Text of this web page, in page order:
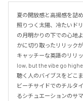
夏の開放感と高揚感を詰
照りつく太陽、冷たいド
の月明かりの下での心地
かに切り取ったリリックが
キャッチーな英語のリリ
low, but the vibe go higher
聴く人のバイブスをどこ
ビーチサイドでのチルタ
るシチュエーションのサ